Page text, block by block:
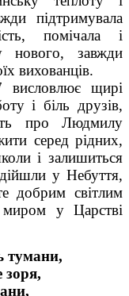
підтримувала
помічала і
нового, завжди
вихованців.
щирі
і біль друзів,
про Людмилу
серед рідних,
і залишиться
у Небуття,
добрим світлим
у Царстві
тумани,
зоря,